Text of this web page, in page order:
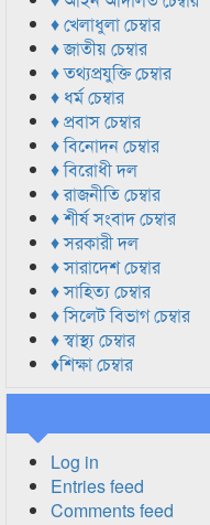
♦ খেলাধুলা চেম্বার
♦ জাতীয় চেম্বার
♦ তথ্যপ্রযুক্তি চেম্বার
♦ ধর্ম চেম্বার
♦ প্রবাস চেম্বার
♦ বিনোদন চেম্বার
♦ বিরোধী দল
♦ রাজনীতি চেম্বার
♦ শীর্ষ সংবাদ চেম্বার
♦ সরকারী দল
♦ সারাদেশ চেম্বার
♦ সাহিত্য চেম্বার
♦ সিলেট বিভাগ চেম্বার
♦ স্বাস্থ্য চেম্বার
♦শিক্ষা চেম্বার
Log in
Entries feed
Comments feed